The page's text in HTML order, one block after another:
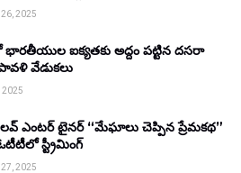
26, 2025
ఐక్యతకు అద్దం పట్టిన దసరా
వేడుకలు
2025
ఎంటర్ టైనర్ “మేఘాలు చెప్పిన ప్రేమకథ”
స్ట్రీమింగ్
27, 2025